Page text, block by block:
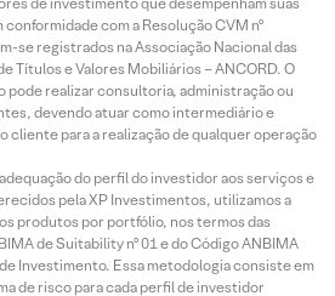
conformidade com a Resolução CVM nº
se registrados na Associação Nacional das
Títulos e Valores Mobiliários – ANCORD. O
pode realizar consultoria, administração ou
devendo atuar como intermediário e
cliente para a realização de qualquer operação
do perfil do investidor aos serviços e
pela XP Investimentos, utilizamos a
produtos por portfólio, nos termos das
de Suitability nº 01 e do Código ANBIMA
Investimento. Essa metodologia consiste em
de risco para cada perfil de investidor